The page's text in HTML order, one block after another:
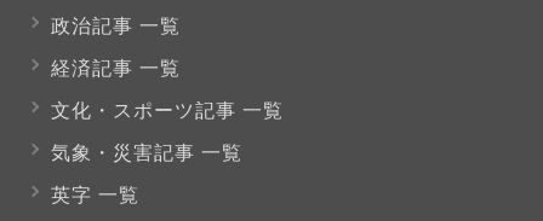
政治記事 一覧
経済記事 一覧
文化・スポーツ記事 一覧
気象・災害記事 一覧
英字 一覧